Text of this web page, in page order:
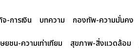
-การเงิน บทความ กองทัพ-ความมั่นคง
ยชน-ความเท่าเทียม สุขภาพ-สิ่งแวดล้อม